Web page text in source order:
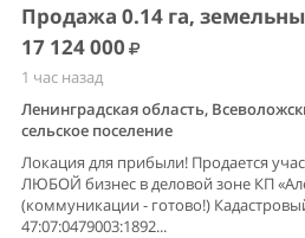
Продажа 0.14 га,
17 124 000
1 час назад
Ленинградская область,
сельское поселение
Локация для прибыли! Продается
ЛЮБОЙ бизнес в деловой зоне КП
(коммуникации - готово!)
47:07:0479003:1892...